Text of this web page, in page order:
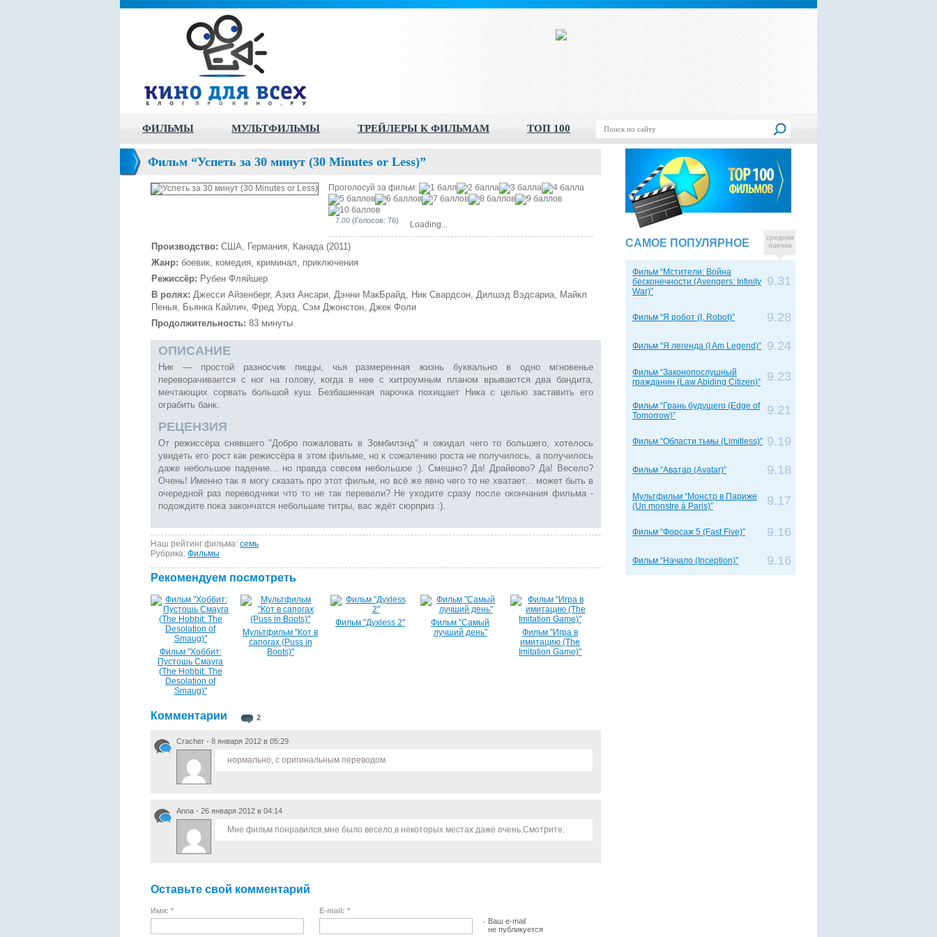
ФИЛЬМЫ МУЛЬТФИЛЬМЫ ТРЕЙЛЕРЫ К ФИЛЬМАМ ТОП 100
Фильм “Успеть за 30 минут (30 Minutes or Less)”
Проголосуй за фильм:
7.00 (Голосов: 76) Loading...
Производство: США, Германия, Канада (2011)
Жанр: боевик, комедия, криминал, приключения
Режиссёр: Рубен Фляйшер
В ролях: Джесси Айзенберг, Азиз Ансари, Дэнни МакБрайд, Ник Свардсон, Дилшэд Вэдсариа, Майкл
Пенья, Бьянка Кайлич, Фред Уорд, Сэм Джонстон, Джек Фоли
Продолжительность: 83 минуты
ОПИСАНИЕ
Ник — простой разносчик пиццы, чья размеренная жизнь буквально в одно мгновенье
переворачивается с ног на голову, когда в нее с хитроумным планом врываются два бандита,
мечтающих сорвать большой куш. Безбашенная парочка похищает Ника с целью заставить его
ограбить банк.
РЕЦЕНЗИЯ
От режиссёра снявшего "Добро пожаловать в Зомбилэнд" я ожидал чего то большего, хотелось
увидеть его рост как режиссёра в этом фильме, но к сожалению роста не получилось, а получилось
даже небольшое падение... но правда совсем небольшое :). Смешно? Да! Драйвово? Да! Весело?
Очень! Именно так я могу сказать про этот фильм, но всё же явно чего то не хватает... может быть в
очередной раз переводчики что то не так перевели? Не уходите сразу после окончания фильма -
подождите пока закончатся небольшие титры, вас ждёт сюрприз :).
Наш рейтинг фильма: семь
Рубрика: Фильмы
Рекомендуем посмотреть
Фильм "Хоббит:
Пустошь Смауга
(The Hobbit: The
Desolation of
Smaug)"
Мультфильм "Кот в
сапогах (Puss in
Boots)"
Фильм "Духless 2"
Фильм "Самый
лучший день"
Фильм "Игра в
имитацию (The
Imitation Game)"
Комментарии 2
Cracher - 8 января 2012 в 05:29
нормально, с оригинальным переводом
Anna - 26 января 2012 в 04:14
Мне фильм понравился,мне было весело,в некоторых местах даже очень.Смотрите.
Оставьте свой комментарий
Имя: *
E-mail: *
Ваш e-mail
не публикуется
САМОЕ ПОПУЛЯРНОЕ
средняя
оценка
Фильм “Мстители: Война
бесконечности (Avengers: Infinity
War)”
9.31
Фильм “Я робот (I, Robot)” 9.28
Фильм “Я легенда (I Am Legend)” 9.24
Фильм “Законопослушный
гражданин (Law Abiding Citizen)”
9.23
Фильм “Грань будущего (Edge of
Tomorrow)”
9.21
Фильм “Области тьмы (Limitless)” 9.19
Фильм “Аватар (Avatar)” 9.18
Мультфильм “Монстр в Париже
(Un monstre à Paris)”
9.17
Фильм “Форсаж 5 (Fast Five)” 9.16
Фильм “Начало (Inception)” 9.16